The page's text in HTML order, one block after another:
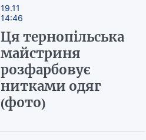
19.11
14:46
Ця тернопільська
майстриня
розфарбовує
нитками одяг
(фото)